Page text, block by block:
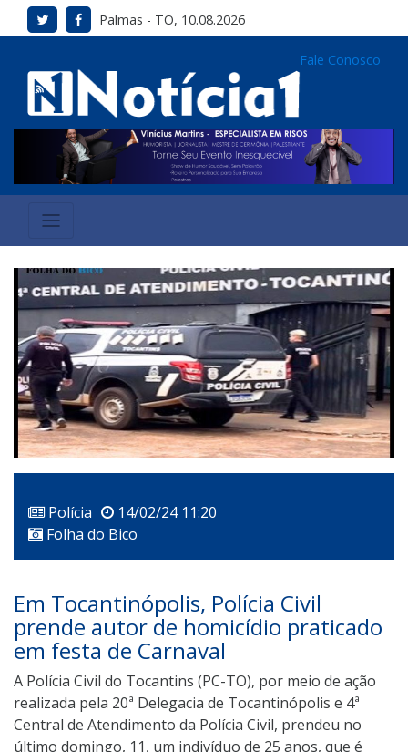
Palmas - TO, 10.08.2026
Fale Conosco
Polícia
14/02/24 11:20
Folha do Bico
Em Tocantinópolis, Polícia Civil
prende autor de homicídio praticado
em festa de Carnaval
A Polícia Civil do Tocantins (PC-TO), por meio de ação
realizada pela 20ª Delegacia de Tocantinópolis e 4ª
Central de Atendimento da Polícia Civil, prendeu no
último domingo, 11, um indivíduo de 25 anos, que é